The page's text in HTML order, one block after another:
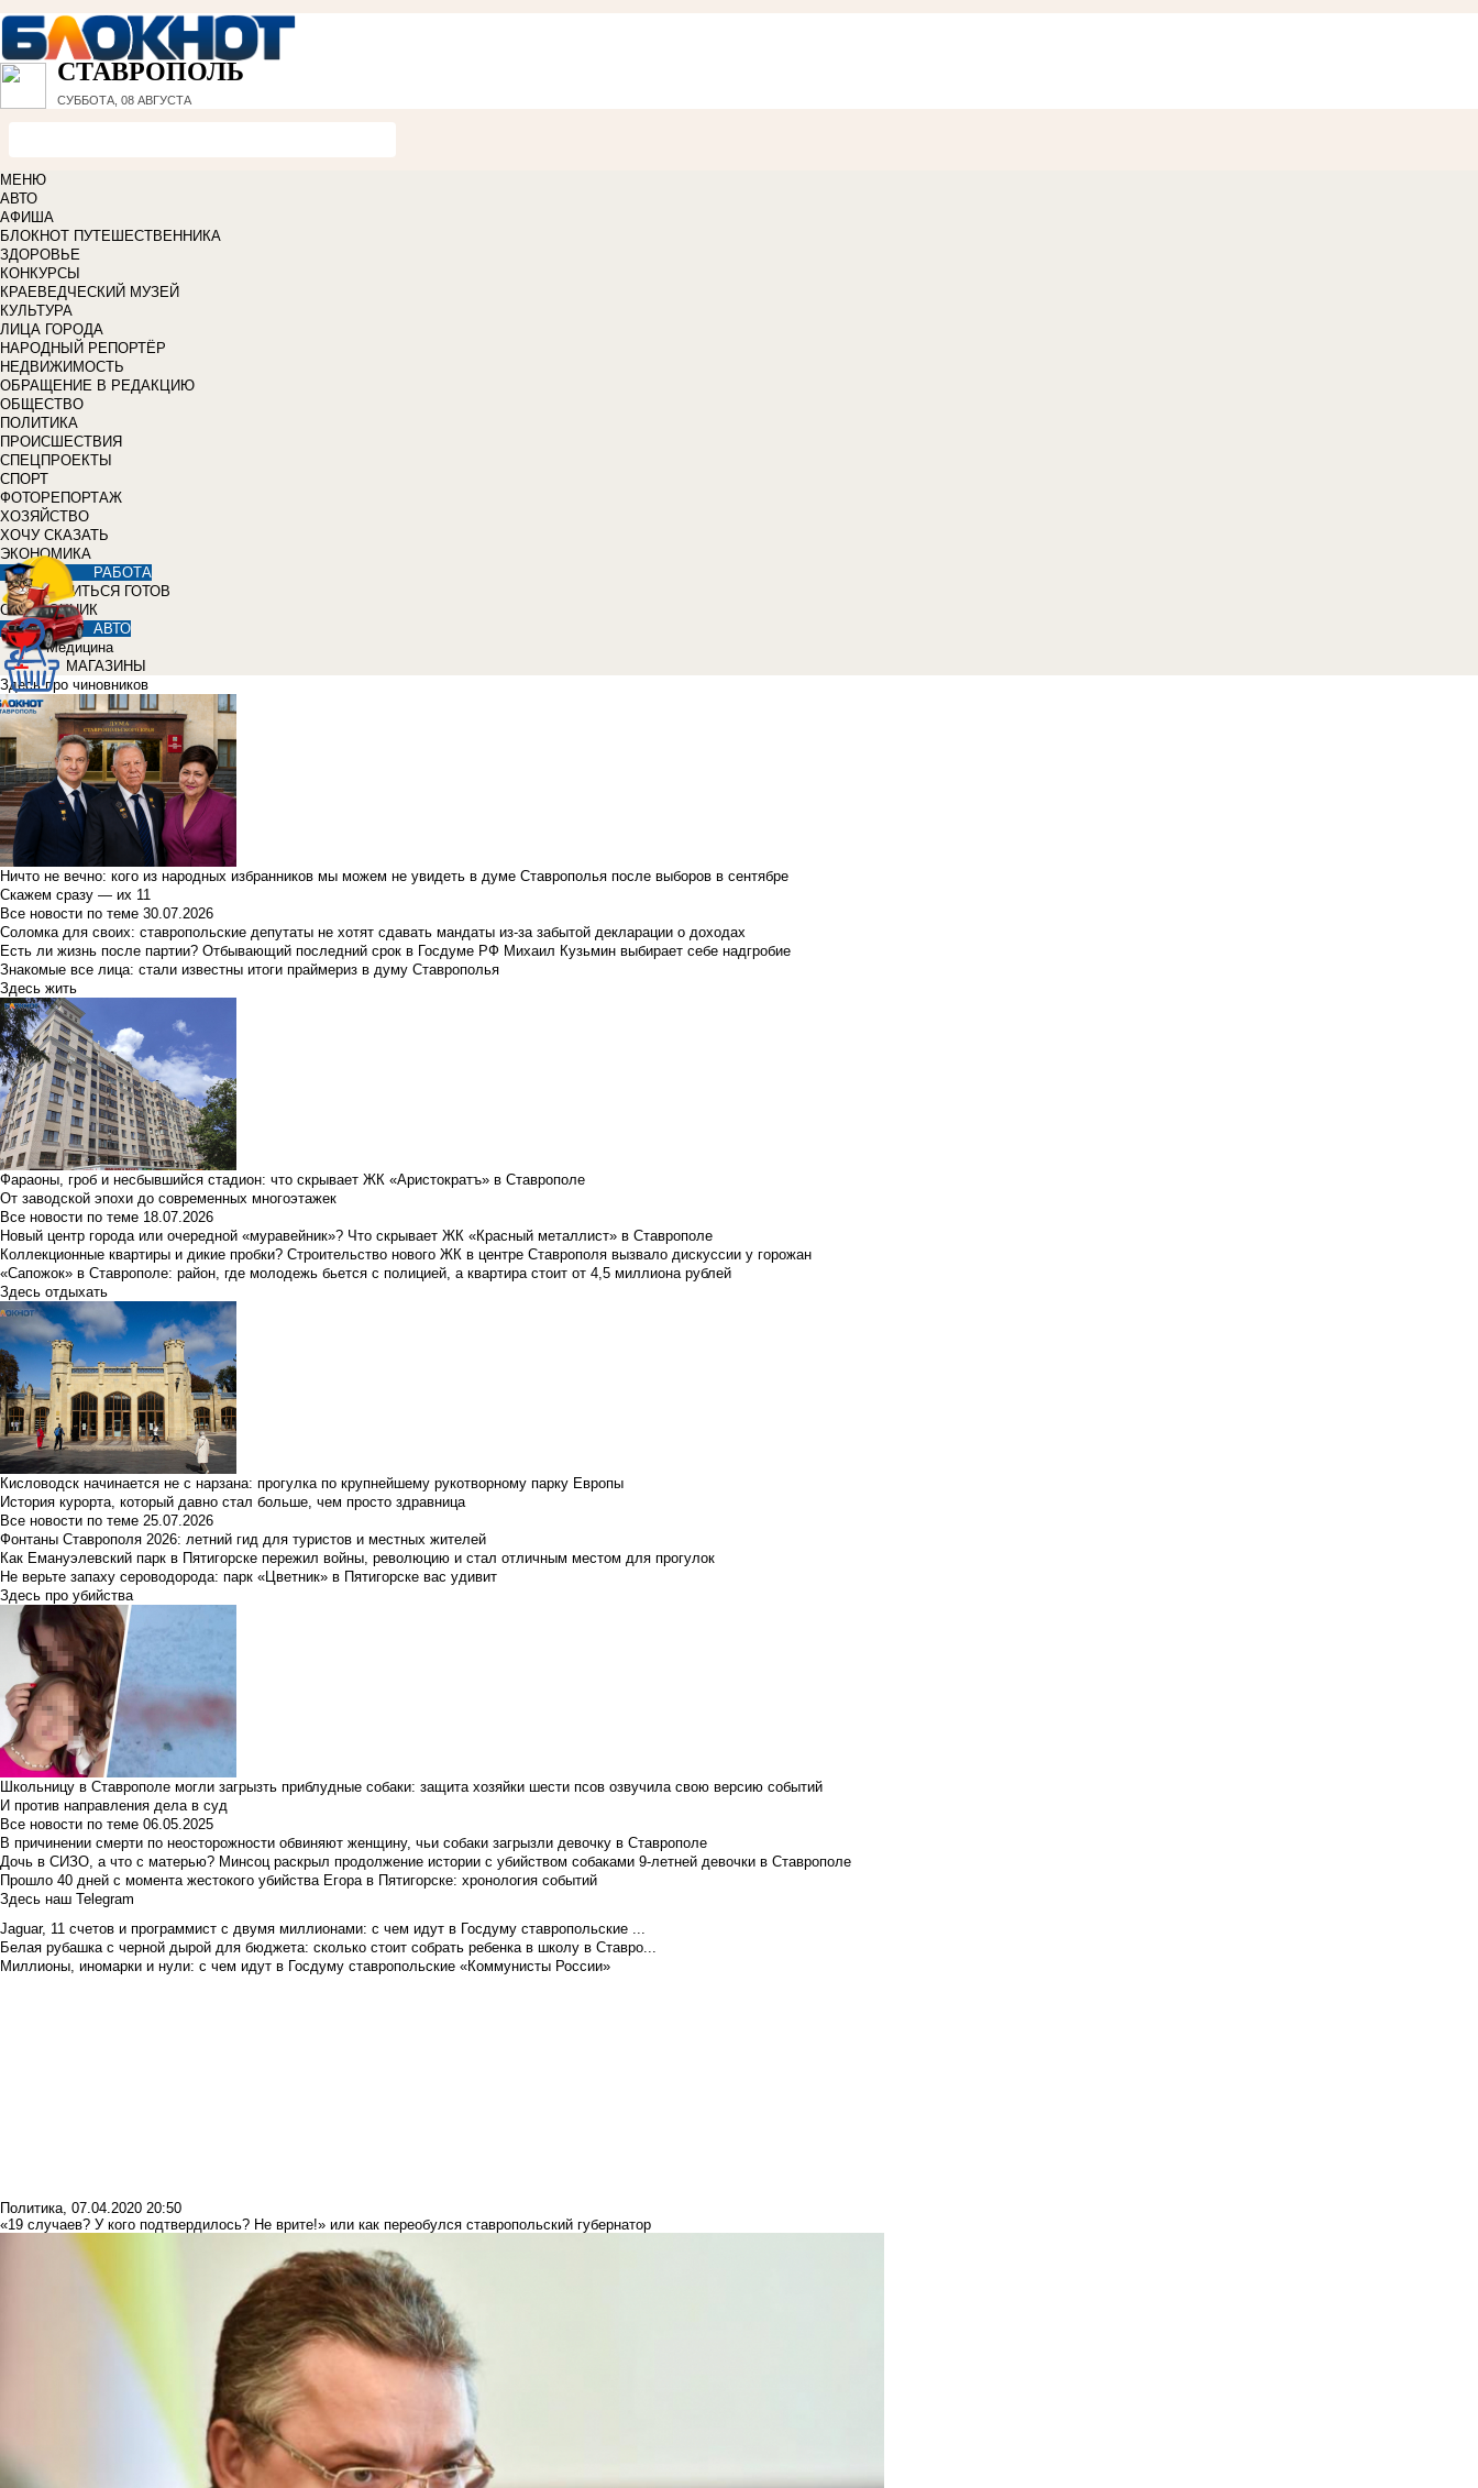
СТАВРОПОЛЬ
СУББОТА, 08 АВГУСТА
МЕНЮ
АВТО
АФИША
БЛОКНОТ ПУТЕШЕСТВЕННИКА
ЗДОРОВЬЕ
КОНКУРСЫ
КРАЕВЕДЧЕСКИЙ МУЗЕЙ
КУЛЬТУРА
ЛИЦА ГОРОДА
НАРОДНЫЙ РЕПОРТЁР
НЕДВИЖИМОСТЬ
ОБРАЩЕНИЕ В РЕДАКЦИЮ
ОБЩЕСТВО
ПОЛИТИКА
ПРОИСШЕСТВИЯ
СПЕЦПРОЕКТЫ
СПОРТ
ФОТОРЕПОРТАЖ
ХОЗЯЙСТВО
ХОЧУ СКАЗАТЬ
ЭКОНОМИКА
РАБОТА
УЧИТЬСЯ ГОТОВ
СПРАВОЧНИК
АВТО
Медицина
МАГАЗИНЫ
Здесь про чиновников
Ничто не вечно: кого из народных избранников мы можем не увидеть в думе Ставрополья после выборов в сентябре
Скажем сразу — их 11
Все новости по теме 30.07.2026
Соломка для своих: ставропольские депутаты не хотят сдавать мандаты из-за забытой декларации о доходах
Есть ли жизнь после партии? Отбывающий последний срок в Госдуме РФ Михаил Кузьмин выбирает себе надгробие
Знакомые все лица: стали известны итоги праймериз в думу Ставрополья
Здесь жить
Фараоны, гроб и несбывшийся стадион: что скрывает ЖК «Аристократъ» в Ставрополе
От заводской эпохи до современных многоэтажек
Все новости по теме 18.07.2026
Новый центр города или очередной «муравейник»? Что скрывает ЖК «Красный металлист» в Ставрополе
Коллекционные квартиры и дикие пробки? Строительство нового ЖК в центре Ставрополя вызвало дискуссии у горожан
«Сапожок» в Ставрополе: район, где молодежь бьется с полицией, а квартира стоит от 4,5 миллиона рублей
Здесь отдыхать
Кисловодск начинается не с нарзана: прогулка по крупнейшему рукотворному парку Европы
История курорта, который давно стал больше, чем просто здравница
Все новости по теме 25.07.2026
Фонтаны Ставрополя 2026: летний гид для туристов и местных жителей
Как Емануэлевский парк в Пятигорске пережил войны, революцию и стал отличным местом для прогулок
Не верьте запаху сероводорода: парк «Цветник» в Пятигорске вас удивит
Здесь про убийства
Школьницу в Ставрополе могли загрызть приблудные собаки: защита хозяйки шести псов озвучила свою версию событий
И против направления дела в суд
Все новости по теме 06.05.2025
В причинении смерти по неосторожности обвиняют женщину, чьи собаки загрызли девочку в Ставрополе
Дочь в СИЗО, а что с матерью? Минсоц раскрыл продолжение истории с убийством собаками 9-летней девочки в Ставрополе
Прошло 40 дней с момента жестокого убийства Егора в Пятигорске: хронология событий
Здесь наш Telegram
Jaguar, 11 счетов и программист с двумя миллионами: с чем идут в Госдуму ставропольские ...
Белая рубашка с черной дырой для бюджета: сколько стоит собрать ребенка в школу в Ставро...
Миллионы, иномарки и нули: с чем идут в Госдуму ставропольские «Коммунисты России»
Политика, 07.04.2020 20:50
«19 случаев? У кого подтвердилось? Не врите!» или как переобулся ставропольский губернатор